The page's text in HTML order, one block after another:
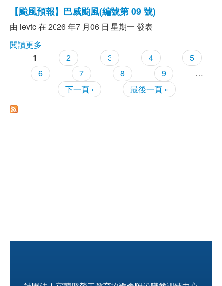
公布欄
課程公告
即測即評
職安測驗
【颱風預報】巴威颱風(編號第 09 號)
由 levtc在 2026 年7 月06 日 星期一 發表
閱讀更多
1 2 3 4
5
6
7 8 9
…
下一頁 ›
最後一頁 »